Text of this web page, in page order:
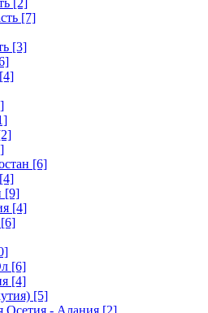
[2]
[7]
[3]
[6]
[9]
[4]
[6]
[4]
[5]
Осетия - Алания [2]